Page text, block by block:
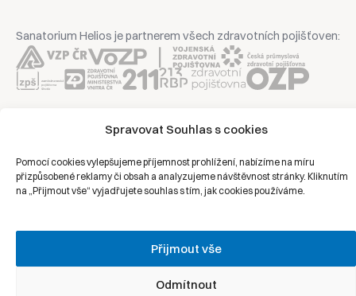
Spravovat Souhlas s cookies
Pomocí cookies vylepšujeme příjemnost prohlížení, nabízíme na míru
přizpůsobené reklamy či obsah a analyzujeme návštěvnost stránky. Kliknutím
na „Přijmout vše“ vyjadřujete souhlas s tím, jak cookies používáme.
Přijmout vše
Odmítnout
Sanatorium Helios je partnerem všech zdravotních pojišťoven:
Copyright © 2026 | Všechna práva vyhrazena | Sanatorium Helios
Ochrana osobních údajů
Právní prohlášení